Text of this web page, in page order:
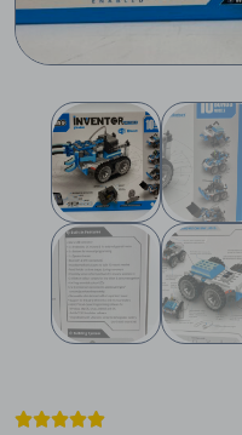
